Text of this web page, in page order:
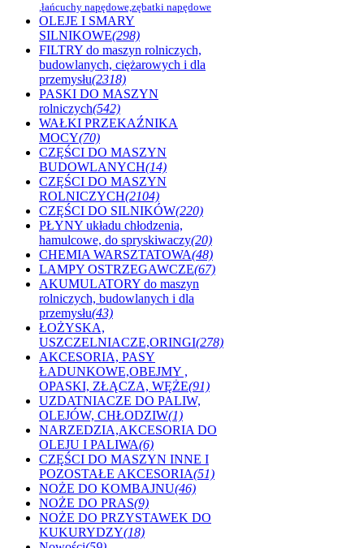
,łańcuchy napędowe,zębatki napędowe
OLEJE I SMARY
SILNIKOWE(298)
FILTRY do maszyn rolniczych,
budowlanych, ciężarowych i dla
przemysłu(2318)
PASKI DO MASZYN
rolniczych(542)
WAŁKI PRZEKAŹNIKA
MOCY(70)
CZĘŚCI DO MASZYN
BUDOWLANYCH(14)
CZĘŚCI DO MASZYN
ROLNICZYCH(2104)
CZĘŚCI DO SILNIKÓW(220)
PŁYNY układu chłodzenia,
hamulcowe, do spryskiwaczy(20)
CHEMIA WARSZTATOWA(48)
LAMPY OSTRZEGAWCZE(67)
AKUMULATORY do maszyn
rolniczych, budowlanych i dla
przemysłu(43)
ŁOŻYSKA,
USZCZELNIACZE,ORINGI(278)
AKCESORIA, PASY
ŁADUNKOWE,OBEJMY ,
OPASKI, ZŁĄCZA, WĘŻE(91)
UZDATNIACZE DO PALIW,
OLEJÓW, CHŁODZIW(1)
NARZEDZIA,AKCESORIA DO
OLEJU I PALIWA(6)
CZĘŚCI DO MASZYN INNE I
POZOSTAŁE AKCESORIA(51)
NOŻE DO KOMBAJNU(46)
NOŻE DO PRAS(9)
NOŻE DO PRZYSTAWEK DO
KUKURYDZY(18)